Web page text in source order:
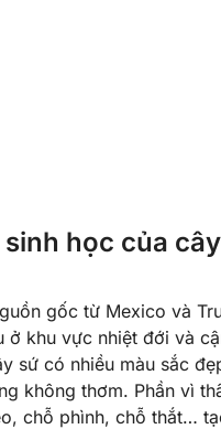
học của
gốc từ Mexico và
ở khu vực nhiệt đới và
sứ có nhiều màu sắc
không thơm. Phần vì
chỗ phình, chỗ thắt…